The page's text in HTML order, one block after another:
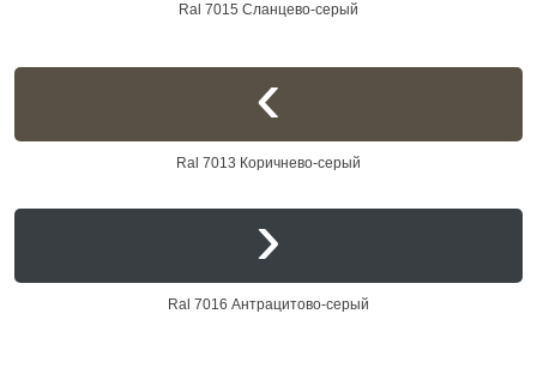
Ral 7013 Коричнево-серый
Ral 7015 Сланцево-серый
Ral 7016 Антрацитово-серый